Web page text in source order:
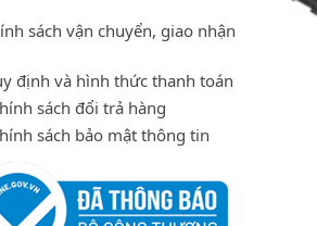
sách vận chuyển, giao nhận
định và hình thức thanh toán
sách đổi trả hàng
sách bảo mật thông tin